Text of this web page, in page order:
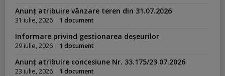
Anunț atribuire vânzare teren din 31.07.2026
31 iulie, 2026 1 document
Informare privind gestionarea deșeurilor
29 iulie, 2026 1 document
Anunț atribuire concesiune Nr. 33.175/23.07.2026
23 iulie, 2026 1 document